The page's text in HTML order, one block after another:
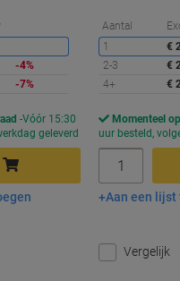
Korting
-4%
-7%
Vóór 15:30
geleverd
Aantal
1
€
2-3
€
4+
€
Momenteel
uur besteld,
Aan een lijst
Vergelijk